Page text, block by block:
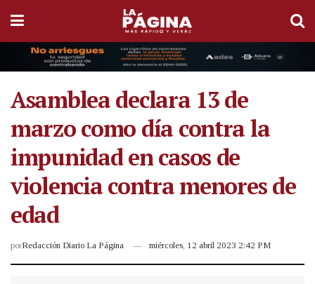
Asamblea declara 13 de
marzo como día contra la
impunidad en casos de
violencia contra menores de
edad
porRedacción Diario La Página miércoles, 12 abril 2023 2:42 PM